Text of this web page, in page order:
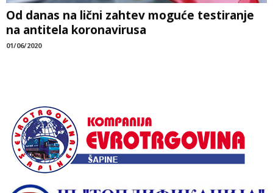
Od danas na lični zahtev moguće testiranje
na antitela koronavirusa
01/06/2020